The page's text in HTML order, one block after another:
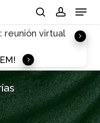
Menu
reunión virtual